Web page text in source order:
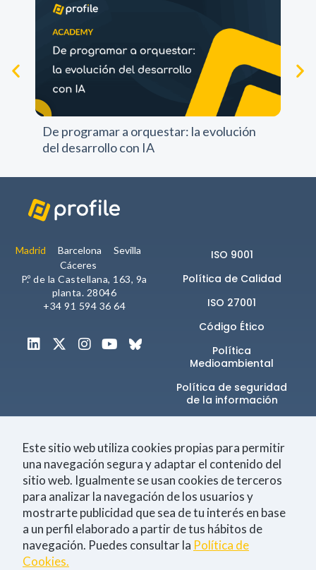
De programar a orquestar: la evolución
del desarrollo con IA
Madrid Barcelona
Sevilla
Cáceres
P.º de la Castellana, 163, 9a
planta. 28046
+34 91 594 36 64
ISO 9001
Política de Calidad
ISO 27001
Código Ético
Política
Medioambiental
Política de seguridad
de la información​
Únete a la comunidad
Tecnología Negocio Eventos Empleo
Este sitio web utiliza cookies propias para permitir
una navegación segura y adaptar el contenido del
sitio web. Igualmente se usan cookies de terceros
para analizar la navegación de los usuarios y
mostrarte publicidad que sea de tu interés en base
a un perfil elaborado a partir de tus hábitos de
navegación. Puedes consultar la Política de
Cookies.
mejor posible
durante tu
visita. Si
rechazas estas
cookies,
algunas
funcionalidades
no se
comportamiento
mientras visitas
nuestra web,
aumentas la
posibilidad de
ver contenido y
ofertas
personalizados.